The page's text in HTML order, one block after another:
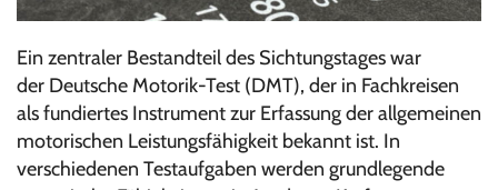
Ein zentraler Bestandteil des Sichtungstages war
der Deutsche Motorik-Test (DMT), der in Fachkreisen
als fundiertes Instrument zur Erfassung der allgemeinen
motorischen Leistungsfähigkeit bekannt ist. In
verschiedenen Testaufgaben werden grundlegende